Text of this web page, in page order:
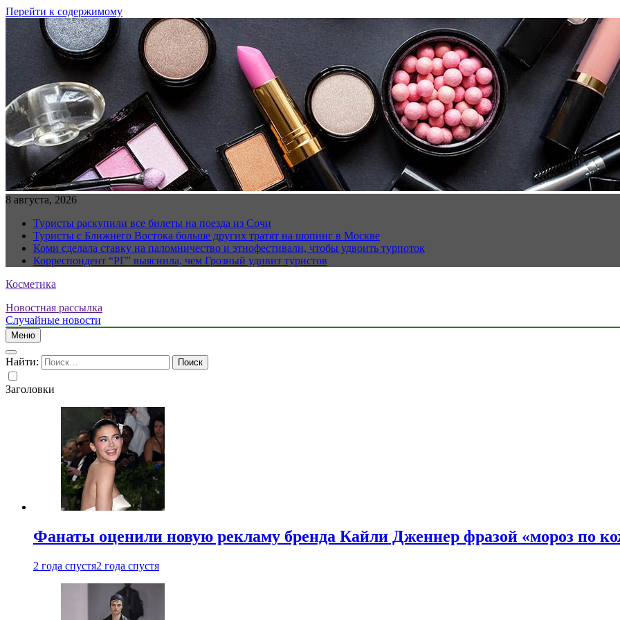
Перейти к содержимому
8 августа, 2026
Туристы раскупили все билеты на поезда из Сочи
Туристы с Ближнего Востока больше других тратят на шопинг в Москве
Коми сделала ставку на паломничество и этнофестивали, чтобы удвоить турпоток
Корреспондент “РГ” выяснила, чем Грозный удивит туристов
Косметика
Новостная рассылка
Случайные новости
Меню
Найти:
Заголовки
Фанаты оценили новую рекламу бренда Кайли Дженнер фразой «мороз по
2 года спустя2 года спустя